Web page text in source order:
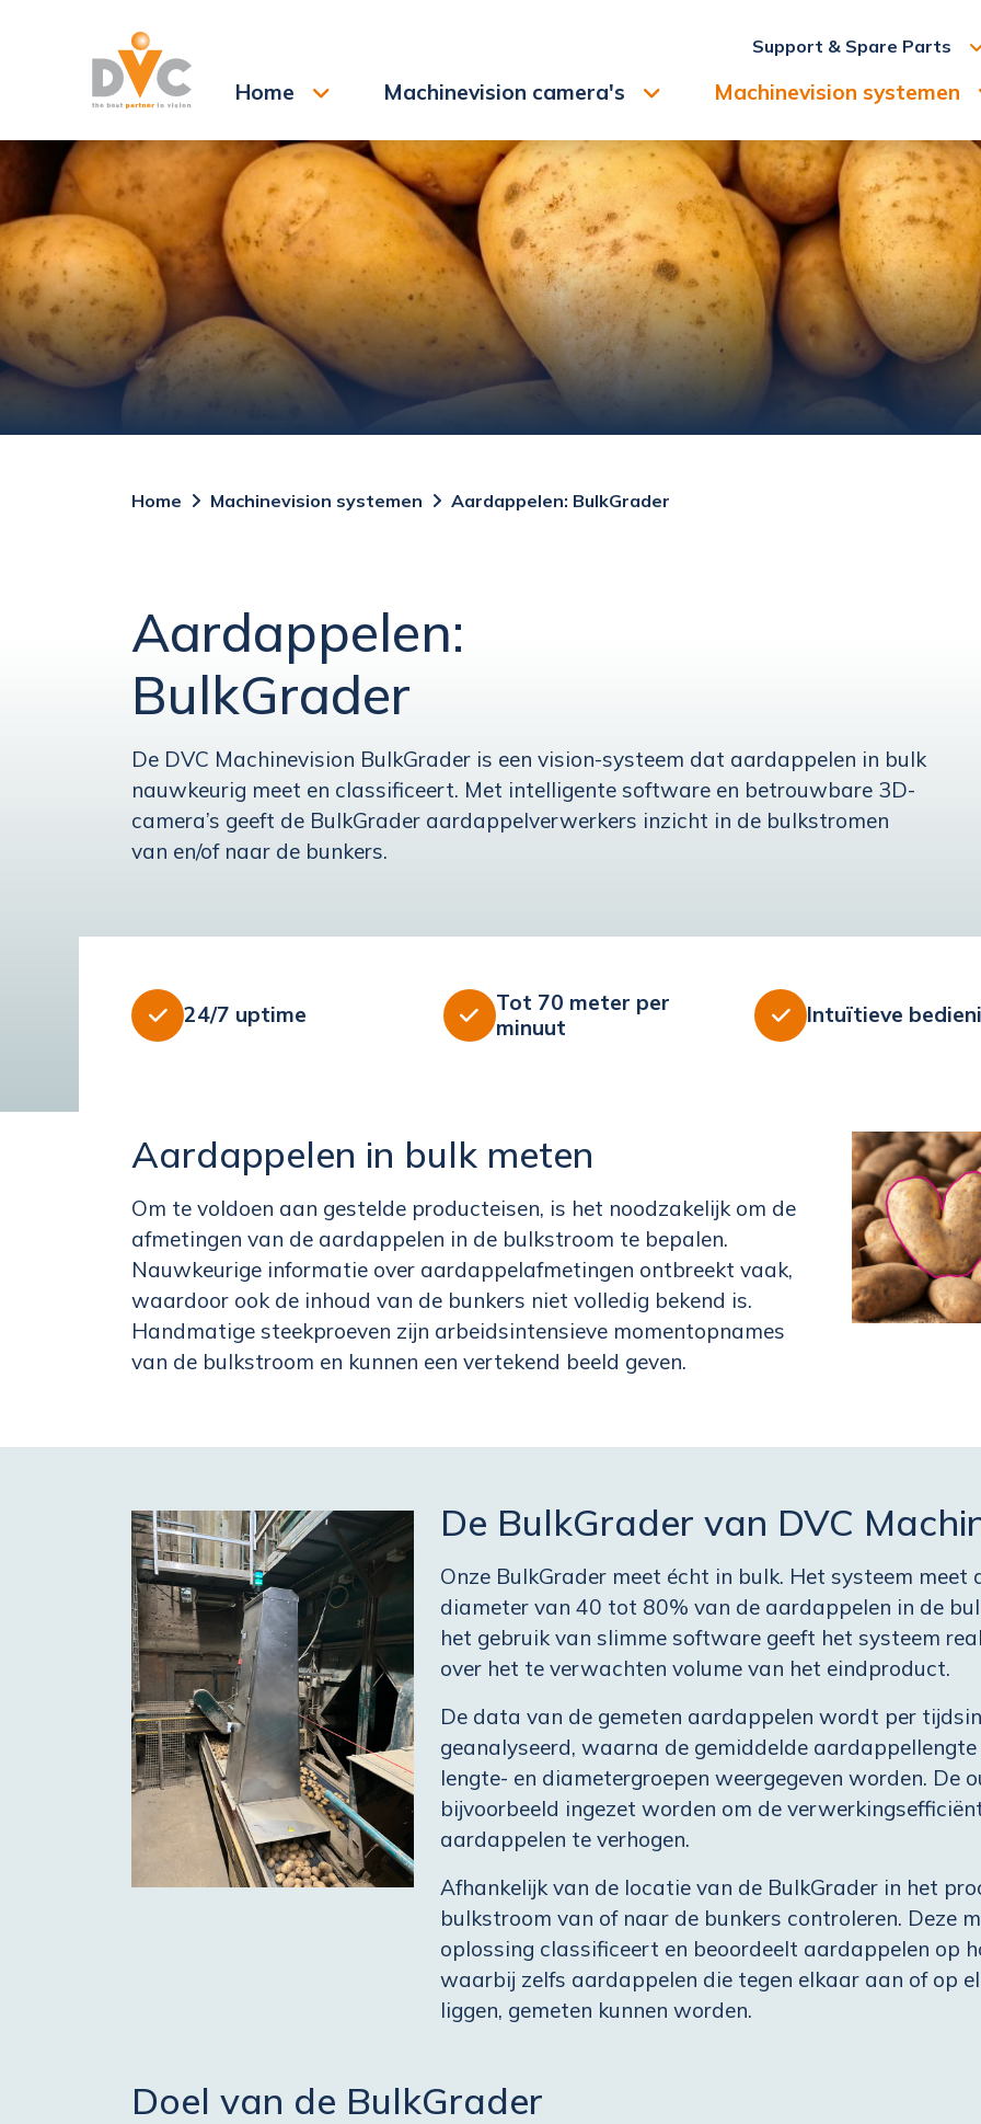
Support & Spare Parts
Home Machinevision camera's Machinevision systemen
Home Machinevision systemen Aardappelen: BulkGrader
Aardappelen:
BulkGrader
De DVC Machinevision BulkGrader is een vision-systeem dat aardappelen in bulk
nauwkeurig meet en classificeert. Met intelligente software en betrouwbare 3D-
camera’s geeft de BulkGrader aardappelverwerkers inzicht in de bulkstromen
van en/of naar de bunkers.
 24/7 uptime 
Tot 70 meter per
minuut
 Intuïtieve
Aardappelen in bulk meten
Om te voldoen aan gestelde producteisen, is het noodzakelijk om de
afmetingen van de aardappelen in de bulkstroom te bepalen.
Nauwkeurige informatie over aardappelafmetingen ontbreekt vaak,
waardoor ook de inhoud van de bunkers niet volledig bekend is.
Handmatige steekproeven zijn arbeidsintensieve momentopnames
van de bulkstroom en kunnen een vertekend beeld geven.
De BulkGrader van DVC
Onze BulkGrader meet écht in bulk. Het systeem meet
diameter van 40 tot 80% van de aardappelen in de
het gebruik van slimme software geeft het systeem
over het te verwachten volume van het eindproduct.
De data van de gemeten aardappelen wordt per
geanalyseerd, waarna de gemiddelde aardappellengte
lengte- en diametergroepen weergegeven worden. De
bijvoorbeeld ingezet worden om de
aardappelen te verhogen.
Afhankelijk van de locatie van de BulkGrader in het
bulkstroom van of naar de bunkers controleren. Deze
oplossing classificeert en beoordeelt aardappelen op
waarbij zelfs aardappelen die tegen elkaar aan of op
liggen, gemeten kunnen worden.
Doel van de BulkGrader